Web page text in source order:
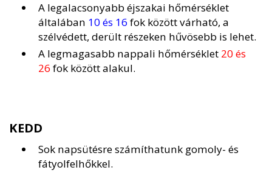
A legalacsonyabb éjszakai hőmérséklet
általában 10 és 16 fok között várható, a
szélvédett, derült részeken hűvösebb is lehet.
A legmagasabb nappali hőmérséklet 20 és
26 fok között alakul.
KEDD
Sok napsütésre számíthatunk gomoly- és
fátyolfelhőkkel.